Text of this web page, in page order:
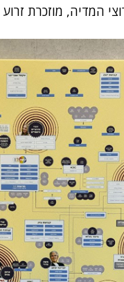
המדיה, מוזכרת